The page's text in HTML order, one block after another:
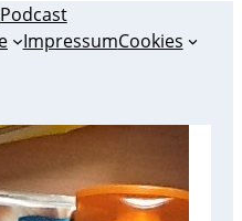
Podcast
ImpressumCookies